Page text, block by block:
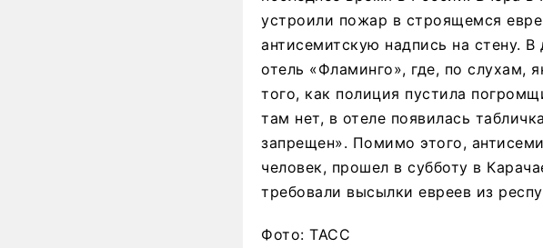
устроили пожар в строящемся
антисемитскую надпись на стену.
отель «Фламинго», где, по слухам,
того, как полиция пустила
там нет, в отеле появилась
запрещен». Помимо этого,
человек, прошел в субботу в
требовали высылки евреев из
Фото: ТАСС